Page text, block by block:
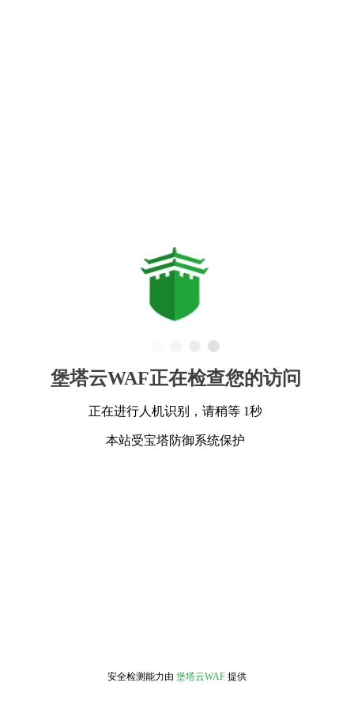
堡塔云WAF正在检查您的访问
正在进行人机识别，请稍等 1秒
本站受宝塔防御系统保护
安全检测能力由 堡塔云WAF 提供